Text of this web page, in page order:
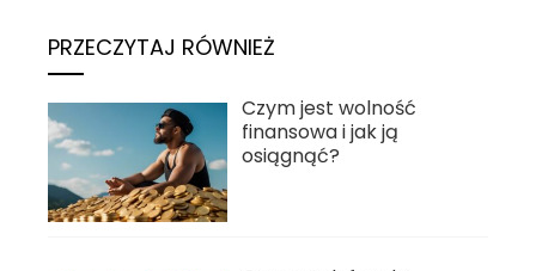
PRZECZYTAJ RÓWNIEŻ
Czym jest wolność
finansowa i jak ją
osiągnąć?